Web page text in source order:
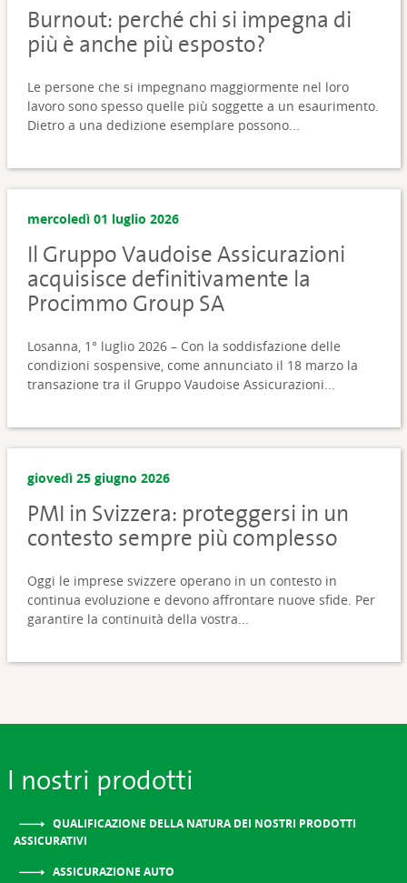
Burnout: perché chi si impegna di
più è anche più esposto?
Le persone che si impegnano maggiormente nel loro
lavoro sono spesso quelle più soggette a un esaurimento.
Dietro a una dedizione esemplare possono...
mercoledì 01 luglio 2026
Il Gruppo Vaudoise Assicurazioni
acquisisce definitivamente la
Procimmo Group SA
Losanna, 1° luglio 2026 – Con la soddisfazione delle
condizioni sospensive, come annunciato il 18 marzo la
transazione tra il Gruppo Vaudoise Assicurazioni...
giovedì 25 giugno 2026
PMI in Svizzera: proteggersi in un
contesto sempre più complesso
Oggi le imprese svizzere operano in un contesto in
continua evoluzione e devono affrontare nuove sfide. Per
garantire la continuità della vostra...
I nostri prodotti
QUALIFICAZIONE DELLA NATURA DEI NOSTRI PRODOTTI
ASSICURATIVI
ASSICURAZIONE AUTO